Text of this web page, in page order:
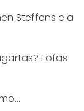
Steffens e a
Fofas